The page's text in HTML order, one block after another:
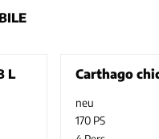
L Carthago
neu
170 PS